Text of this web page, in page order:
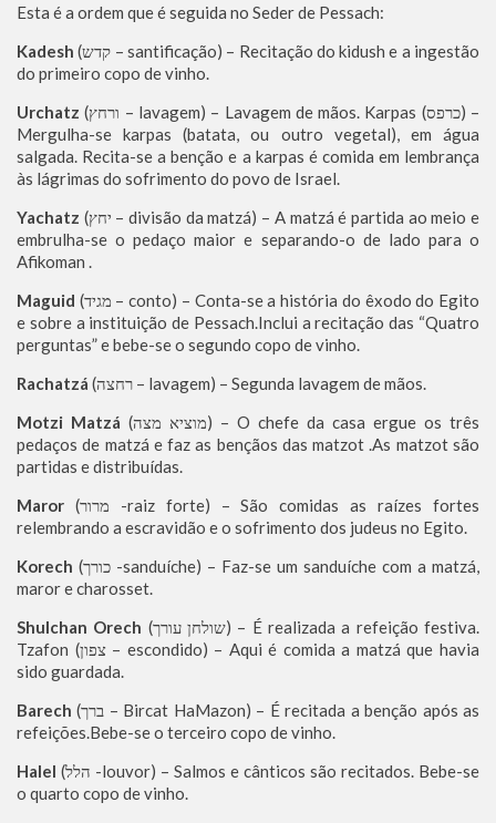
Esta é a ordem que é seguida no Seder de Pessach:
Kadesh (קדש – santificação) – Recitação do kidush e a ingestão
do primeiro copo de vinho.
Urchatz (ורחץ – lavagem) – Lavagem de mãos. Karpas (כרפס) –
Mergulha-se karpas (batata, ou outro vegetal), em água
salgada. Recita-se a benção e a karpas é comida em lembrança
às lágrimas do sofrimento do povo de Israel.
Yachatz (יחץ – divisão da matzá) – A matzá é partida ao meio e
embrulha-se o pedaço maior e separando-o de lado para o
Afikoman .
Maguid (מגיד – conto) – Conta-se a história do êxodo do Egito
e sobre a instituição de Pessach.Inclui a recitação das “Quatro
perguntas” e bebe-se o segundo copo de vinho.
Rachatzá
(רחצה – lavagem) – Segunda lavagem de mãos.
Motzi Matzá (מוציא מצה) – O chefe da casa ergue os três
pedaços de matzá e faz as bençãos das matzot .As matzot são
partidas e distribuídas.
Maror (מרור -raiz forte) – São comidas as raízes fortes
relembrando a escravidão e o sofrimento dos judeus no Egito.
Korech (כורך -sanduíche) – Faz-se um sanduíche com a matzá,
maror e charosset.
Shulchan Orech (שולחן עורך) – É realizada a refeição festiva.
Tzafon (צפון – escondido) – Aqui é comida a matzá que havia
sido guardada.
Barech (ברך – Bircat HaMazon) – É recitada a benção após as
refeições.Bebe-se o terceiro copo de vinho.
Halel (הלל -louvor) – Salmos e cânticos são recitados. Bebe-se
o quarto copo de vinho.